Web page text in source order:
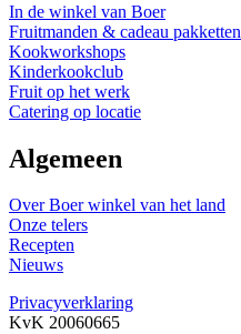
In de winkel van Boer
Fruitmanden & cadeau pakketten
Kookworkshops
Kinderkookclub
Fruit op het werk
Catering op locatie
Algemeen
Over Boer winkel van het land
Onze telers
Recepten
Nieuws
Privacyverklaring
KvK 20060665